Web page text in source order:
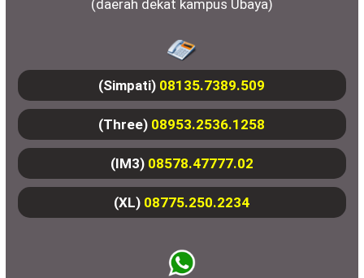
(daerah dekat kampus Ubaya)
(Simpati) 08135.7389.509
(Three) 08953.2536.1258
(IM3) 08578.47777.02
(XL) 08775.250.2234